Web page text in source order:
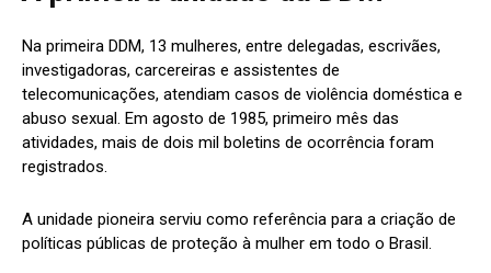
Na primeira DDM, 13 mulheres, entre delegadas, escrivães,
investigadoras, carcereiras e assistentes de
telecomunicações, atendiam casos de violência doméstica e
abuso sexual. Em agosto de 1985, primeiro mês das
atividades, mais de dois mil boletins de ocorrência foram
registrados.
A unidade pioneira serviu como referência para a criação de
políticas públicas de proteção à mulher em todo o Brasil.